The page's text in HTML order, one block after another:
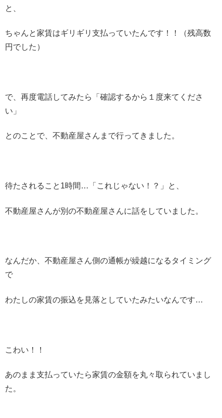
と、
ちゃんと家賃はギリギリ支払っていたんです！！（残高数
円でした）
で、再度電話してみたら「確認するから１度来てくださ
い」
とのことで、不動産屋さんまで行ってきました。
待たされること1時間…「これじゃない！？」と、
不動産屋さんが別の不動産屋さんに話をしていました。
なんだか、不動産屋さん側の通帳が繰越になるタイミング
で
わたしの家賃の振込を見落としていたみたいなんです…
こわい！！
あのまま支払っていたら家賃の金額を丸々取られていまし
た。